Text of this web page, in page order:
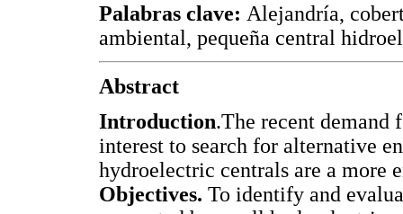
Palabras clave: Alejandría,
ambiental, pequeña central
Abstract
Introduction.The recent demand
interest to search for alternative
hydroelectric centrals are a
Objectives. To identify and